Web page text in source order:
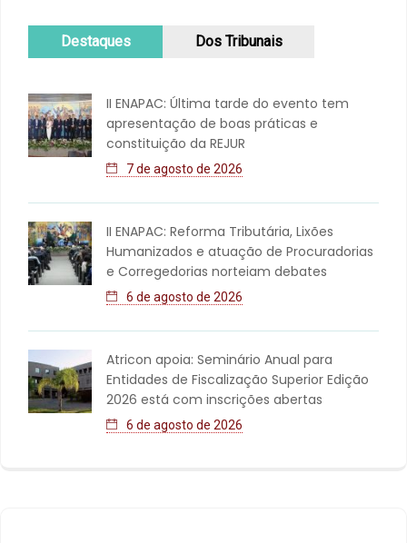
Destaques Dos Tribunais
II ENAPAC: Última tarde do evento tem
apresentação de boas práticas e
constituição da REJUR
7 de agosto de 2026
II ENAPAC: Reforma Tributária, Lixões
Humanizados e atuação de Procuradorias
e Corregedorias norteiam debates
6 de agosto de 2026
Atricon apoia: Seminário Anual para
Entidades de Fiscalização Superior Edição
2026 está com inscrições abertas
6 de agosto de 2026